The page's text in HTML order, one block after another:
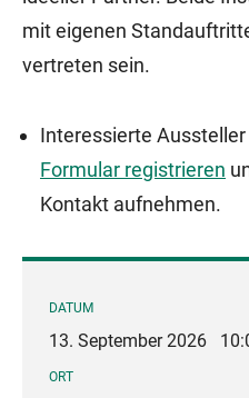
mit eigenen
vertreten sein.
Interessierte
Formular registrieren
Kontakt aufnehmen.
DATUM
13. September 2026
ORT